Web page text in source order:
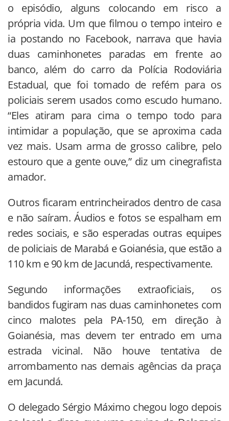
o episódio, alguns colocando em risco a
própria vida. Um que filmou o tempo inteiro e
ia postando no Facebook, narrava que havia
duas caminhonetes paradas em frente ao
banco, além do carro da Polícia Rodoviária
Estadual, que foi tomado de refém para os
policiais serem usados como escudo humano.
“Eles atiram para cima o tempo todo para
intimidar a população, que se aproxima cada
vez mais. Usam arma de grosso calibre, pelo
estouro que a gente ouve,” diz um cinegrafista
amador.
Outros ficaram entrincheirados dentro de casa
e não saíram. Áudios e fotos se espalham em
redes sociais, e são esperadas outras equipes
de policiais de Marabá e Goianésia, que estão a
110 km e 90 km de Jacundá, respectivamente.
Segundo informações extraoficiais, os
bandidos fugiram nas duas caminhonetes com
cinco malotes pela PA-150, em direção à
Goianésia, mas devem ter entrado em uma
estrada vicinal. Não houve tentativa de
arrombamento nas demais agências da praça
em Jacundá.
O delegado Sérgio Máximo chegou logo depois